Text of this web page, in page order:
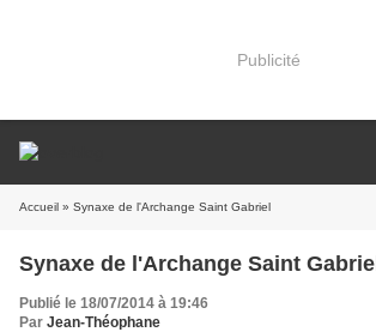
Publicité
Accueil » Synaxe de l'Archange Saint Gabriel
Synaxe de l'Archange Saint Gabriel
Publié le 18/07/2014 à 19:46
Par Jean-Théophane